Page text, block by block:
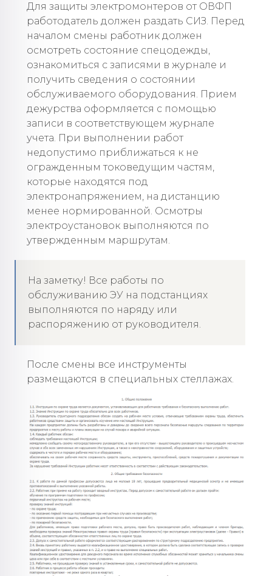
Для защиты электромонтеров от ОВФП
работодатель должен раздать СИЗ. Перед
началом смены работник должен
осмотреть состояние спецодежды,
ознакомиться с записями в журнале и
получить сведения о состоянии
обслуживаемого оборудования. Прием
дежурства оформляется с помощью
записи в соответствующем журнале
учета. При выполнении работ
недопустимо приближаться к не
огражденным токоведущим частям,
которые находятся под
электронапряжением, на дистанцию
менее нормированной. Осмотры
электроустановок выполняются по
утвержденным маршрутам.
На заметку! Все работы по
обслуживанию ЭУ на подстанциях
выполняются по наряду или
распоряжению от руководителя.
После смены все инструменты
размещаются в специальных стеллажах.